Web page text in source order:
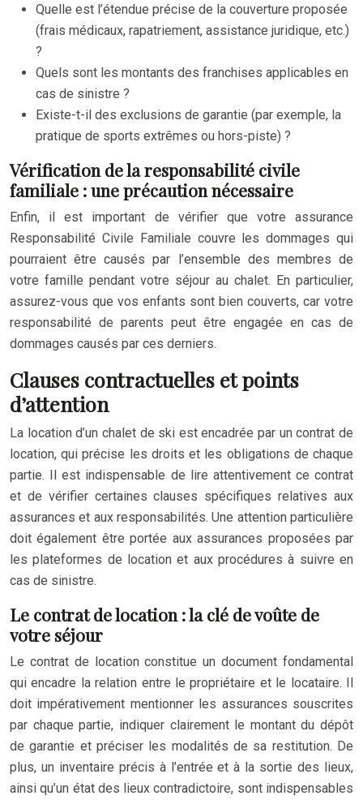
Quelle est l’étendue précise de la couverture proposée
(frais médicaux, rapatriement, assistance juridique, etc.)
?
Quels sont les montants des franchises applicables en
cas de sinistre ?
Existe-t-il des exclusions de garantie (par exemple, la
pratique de sports extrêmes ou hors-piste) ?
Vérification de la responsabilité civile
familiale : une précaution nécessaire
Enfin, il est important de vérifier que votre assurance
Responsabilité Civile Familiale couvre les dommages qui
pourraient être causés par l’ensemble des membres de
votre famille pendant votre séjour au chalet. En particulier,
assurez-vous que vos enfants sont bien couverts, car votre
responsabilité de parents peut être engagée en cas de
dommages causés par ces derniers.
Clauses contractuelles et points
d’attention
La location d’un chalet de ski est encadrée par un contrat de
location, qui précise les droits et les obligations de chaque
partie. Il est indispensable de lire attentivement ce contrat
et de vérifier certaines clauses spécifiques relatives aux
assurances et aux responsabilités. Une attention particulière
doit également être portée aux assurances proposées par
les plateformes de location et aux procédures à suivre en
cas de sinistre.
Le contrat de location : la clé de voûte de
votre séjour
Le contrat de location constitue un document fondamental
qui encadre la relation entre le propriétaire et le locataire. Il
doit impérativement mentionner les assurances souscrites
par chaque partie, indiquer clairement le montant du dépôt
de garantie et préciser les modalités de sa restitution. De
plus, un inventaire précis à l’entrée et à la sortie des lieux,
ainsi qu’un état des lieux contradictoire, sont indispensables